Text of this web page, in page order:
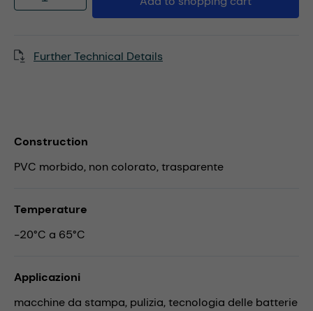
Further Technical Details
Construction
PVC morbido, non colorato, trasparente
Temperature
-20°C a 65°C
Applicazioni
macchine da stampa, pulizia,tecnologia delle batterie